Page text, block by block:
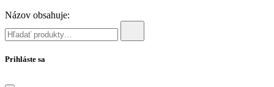
Názov obsahuje:
Prihláste sa